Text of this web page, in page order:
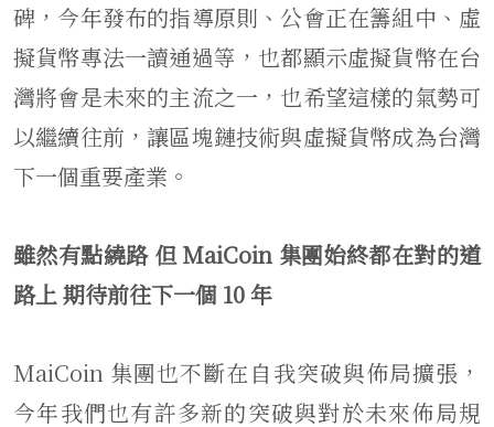
碑，今年發布的指導原則、公會正在籌組中、虛
擬貨幣專法一讀通過等，也都顯示虛擬貨幣在台
灣將會是未來的主流之一，也希望這樣的氣勢可
以繼續往前，讓區塊鏈技術與虛擬貨幣成為台灣
下一個重要產業。
雖然有點繞路 但 MaiCoin 集團始終都在對的道
路上 期待前往下一個 10 年
MaiCoin 集團也不斷在自我突破與佈局擴張，
今年我們也有許多新的突破與對於未來佈局規